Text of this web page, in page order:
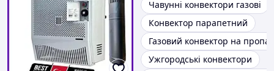
Чавунні конвектори газові
Конвектор парапетний
Газовий конвектор на
Ужгородські конвектори